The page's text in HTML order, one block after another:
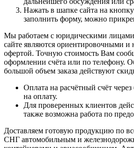
Нажать в шапке сайта на
заполнить форму, можно
Мы работаем с юридическими
сайте являются ориентировочными и
офертой. Точную стоимость Вам
оформлении счёта или по телефону.
большой объем заказа действуют
Оплата на расчётный счёт
на оплату.
Для проверенных клиентов
также возможна работа по
Доставляем готовую продукцию по
СНГ автомобильным и